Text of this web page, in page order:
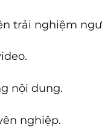
trải nghiệm
nội dung.
nghiệp.